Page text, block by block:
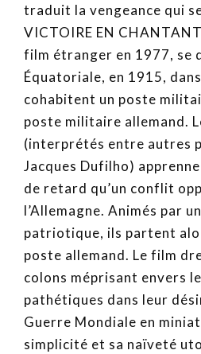
traduit la vengeance qui
VICTOIRE EN
film étranger en 1977, se
Équatoriale, en 1915,
cohabitent un poste
poste militaire allemand.
(interprétés entre autres
Jacques Dufilho)
de retard qu’un conflit
l’Allemagne. Animés par
patriotique, ils partent
poste allemand. Le film
colons méprisant envers
pathétiques dans leur
Guerre Mondiale en
simplicité et sa naïveté